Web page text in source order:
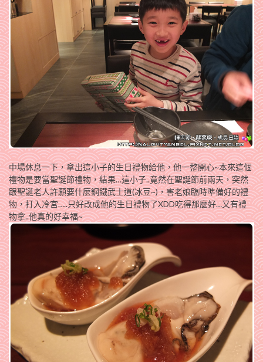
中場休息一下，拿出這小子的生日禮物給他，他一整開心~本來這個
禮物是要當聖誕節禮物，結果…這小子..竟然在聖誕節前兩天，突然
跟聖誕老人許願要什麼鋼鐵武士道(冰豆~)，害老娘臨時準備好的禮
物，打入冷宮…..只好改成他的生日禮物了XDD吃得那麼好…又有禮
物拿..他真的好幸福~